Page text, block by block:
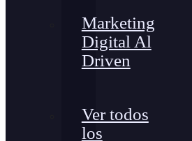
Marketing
Digital Al
Driven
Ver todos
los